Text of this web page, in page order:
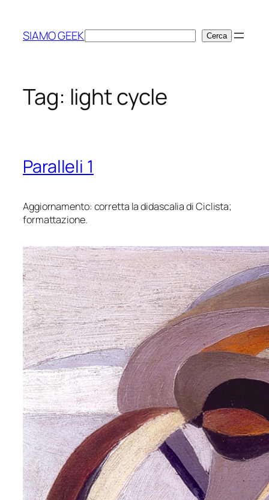
contenuto
SIAMO GEEKCerca Cerca
Tag: light cycle
Paralleli 1
Aggiornamento: corretta la didascalia diCiclista;
formattazione.